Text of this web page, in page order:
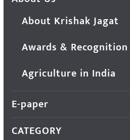
About Krishak Jagat
Awards & Recognition
Agriculture in India
E-paper
CATEGORY